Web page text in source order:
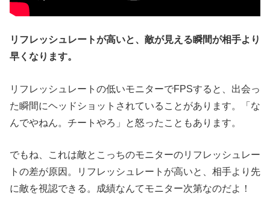
リフレッシュレートが高いと、敵が見える瞬間が相手より
早くなります。
リフレッシュレートの低いモニターでFPSすると、出会っ
た瞬間にヘッドショットされていることがあります。「な
んでやねん。チートやろ」と怒ったこともあります。
でもね、これは敵とこっちのモニターのリフレッシュレー
トの差が原因。リフレッシュレートが高いと、相手より先
に敵を視認できる。成績なんてモニター次第なのだよ！